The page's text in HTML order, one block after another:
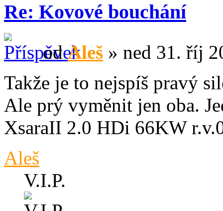
Re: Kovové bouchání
odAleš » ned 31. říj
Takže je to nejspíš pravý
Ale prý vyměnit jen oba.
XsaraII 2.0 HDi 66KW
Aleš
V.I.P.